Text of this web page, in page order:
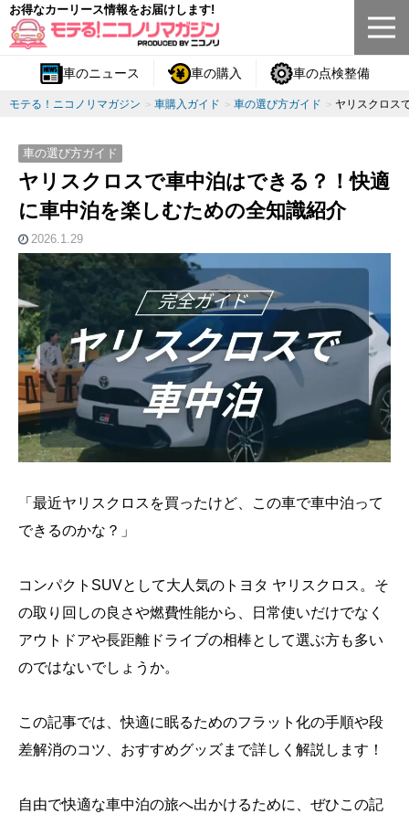
お得なカーリース情報をお届けします!
車のニュース 車の購入 車の点検整備
モテる！ニコノリマガジン 車購入ガイド 車の選び方ガイド ヤリスクロス
車の選び方ガイド
ヤリスクロスで車中泊はできる？！快適
に車中泊を楽しむための全知識紹介
2026.1.29
「最近ヤリスクロスを買ったけど、この車で車中泊って
できるのかな？」
コンパクトSUVとして大人気のトヨタ ヤリスクロス。そ
の取り回しの良さや燃費性能から、日常使いだけでなく
アウトドアや長距離ドライブの相棒として選ぶ方も多い
のではないでしょうか。
この記事では、快適に眠るためのフラット化の手順や段
差解消のコツ、おすすめグッズまで詳しく解説します！
自由で快適な車中泊の旅へ出かけるために、ぜひこの記